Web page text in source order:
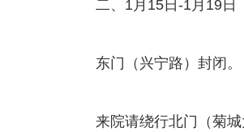
二、1月15日-1月19日
东门（兴宁路）封闭。
来院请绕行北门（菊